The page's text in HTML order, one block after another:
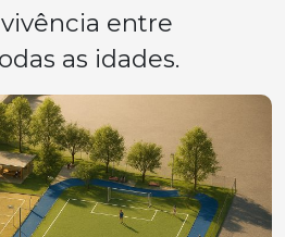
entre
as idades.